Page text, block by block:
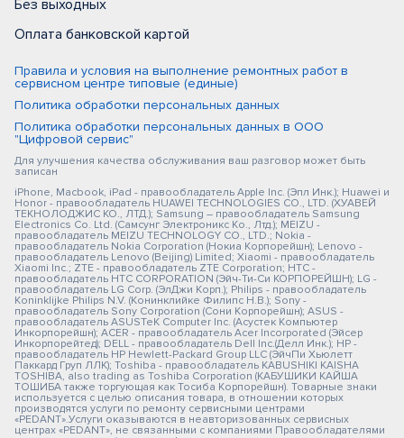
Без выходных
Оплата банковской картой
Правила и условия на выполнение ремонтных работ в
сервисном центре типовые (единые)
Политика обработки персональных данных
Политика обработки персональных данных в ООО
"Цифровой сервис"
Для улучшения качества обслуживания ваш разговор может быть
записан
iPhone, Macbook, iPad - правообладатель Apple Inc. (Эпл Инк.); Huawei и
Honor - правообладатель HUAWEI TECHNOLOGIES CO., LTD. (ХУАВЕЙ
ТЕКНОЛОДЖИС КО., ЛТД.); Samsung – правообладатель Samsung
Electronics Co. Ltd. (Самсунг Электроникс Ко., Лтд.); MEIZU -
правообладатель MEIZU TECHNOLOGY CO., LTD.; Nokia -
правообладатель Nokia Corporation (Нокиа Корпорейшн); Lenovo -
правообладатель Lenovo (Beijing) Limited; Xiaomi - правообладатель
Xiaomi Inc.; ZTE - правообладатель ZTE Corporation; HTC -
правообладатель HTC CORPORATION (Эйч-Ти-Си КОРПОРЕЙШН); LG -
правообладатель LG Corp. (ЭлДжи Корп.); Philips - правообладатель
Koninklijke Philips N.V. (Конинклийке Филипс Н.В.); Sony -
правообладатель Sony Corporation (Сони Корпорейшн); ASUS -
правообладатель ASUSTeK Computer Inc. (Асустек Компьютер
Инкорпорейшн); ACER - правообладатель Acer Incorporated (Эйсер
Инкорпорейтед); DELL - правообладатель Dell Inc.(Делл Инк.); HP -
правообладатель HP Hewlett-Packard Group LLC (ЭйчПи Хьюлетт
Паккард Груп ЛЛК); Toshiba - правообладатель KABUSHIKI KAISHA
TOSHIBA, also trading as Toshiba Corporation (КАБУШИКИ КАЙША
ТОШИБА также торгующая как Тосиба Корпорейшн). Товарные знаки
используется с целью описания товара, в отношении которых
производятся услуги по ремонту сервисными центрами
«PEDANT».Услуги оказываются в неавторизованных сервисных
центрах «PEDANT», не связанными с компаниями Правообладателями